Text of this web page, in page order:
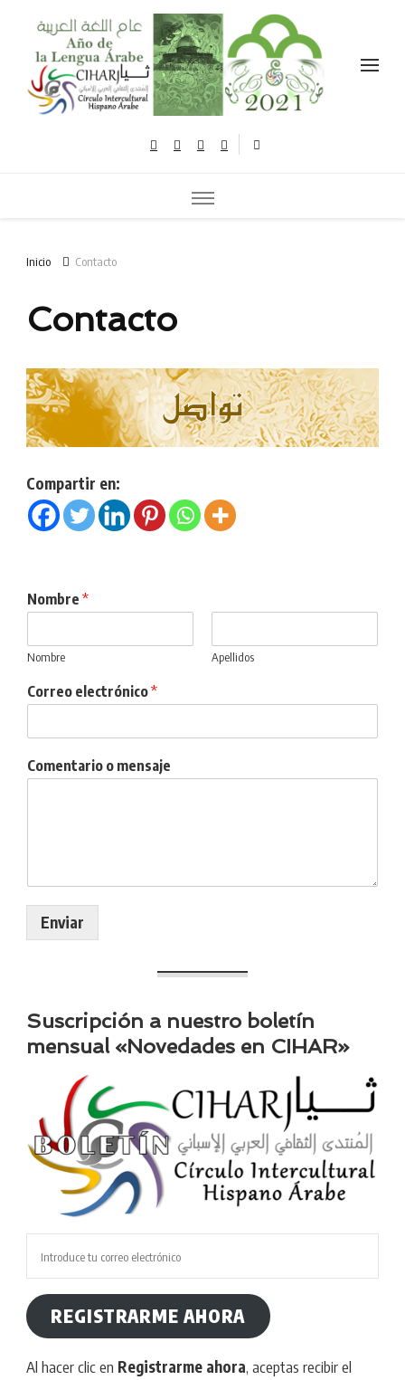
Inicio Contacto
Contacto
Compartir en:
Nombre *
Nombre Apellidos
Correo electrónico*
Comentario o mensaje
Enviar
Suscripción a nuestro boletín
mensual «Novedades en CIHAR»
REGISTRARME AHORA
Al hacer clic en Registrarme ahora, aceptas recibir el